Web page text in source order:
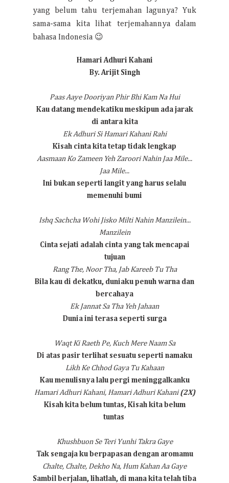
yang belum tahu terjemahan lagunya? Yuk
sama-sama kita lihat terjemahannya dalam
bahasa Indonesia 😉
Hamari Adhuri Kahani
By. Arijit Singh
Paas Aaye Dooriyan Phir Bhi Kam Na Hui
Kau datang mendekatiku meskipun ada jarak
di antara kita
Ek Adhuri Si Hamari Kahani Rahi
Kisah cinta kita tetap tidak lengkap
Aasmaan Ko Zameen Yeh Zaroori Nahin Jaa Mile...
Jaa Mile...
Ini bukan seperti langit yang harus selalu
memenuhi bumi
Ishq Sachcha Wohi Jisko Milti Nahin Manzilein...
Manzilein
Cinta sejati adalah cinta yang tak mencapai
tujuan
Rang The, Noor Tha, Jab Kareeb Tu Tha
Bila kau di dekatku, duniaku penuh warna dan
bercahaya
Ek Jannat Sa Tha Yeh Jahaan
Dunia ini terasa seperti surga
Waqt Ki Raeth Pe, Kuch Mere Naam Sa
Di atas pasir terlihat sesuatu seperti namaku
Likh Ke Chhod Gaya Tu Kahaan
Kau menulisnya lalu pergi meninggalkanku
Hamari Adhuri Kahani, Hamari Adhuri Kahani(2X)
Kisah kita belum tuntas, Kisah kita belum
tuntas
Khushbuon Se Teri Yunhi Takra Gaye
Tak sengaja ku berpapasan dengan aromamu
Chalte, Chalte, Dekho Na, Hum Kahan Aa Gaye
Sambil berjalan, lihatlah, di mana kita telah tiba